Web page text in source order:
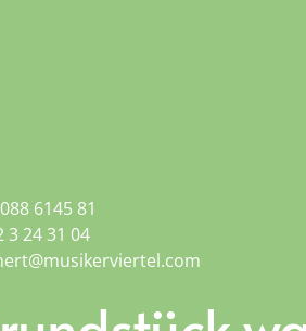
6145 81
3 24 31 04